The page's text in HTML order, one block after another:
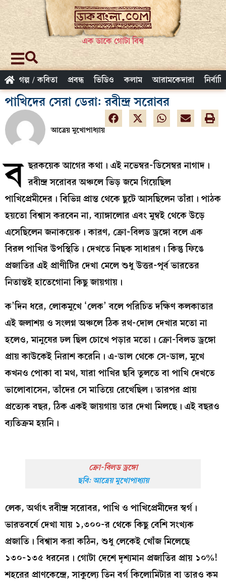
এক ডাকে গোটা বিশ্ব
গল্প / কবিতা প্রবন্ধ ভিডিও কলাম আরামকেদারা
পাখিদের সেরা ডেরা: রবীন্দ্র সরোবর
আত্রেয় মুখোপাধ্যায়
ব ছরকয়েক আগের কথা। এই নভেম্বর-ডিসেম্বর নাগাদ।
রবীন্দ্র সরোবর অঞ্চলে ভিড় জমে গিয়েছিল
পাখিপ্রেমীদের। বিভিন্ন প্রান্ত থেকে ছুটে আসছিলেন তাঁরা। পাঠক
হয়তো বিশ্বাস করবেন না, ব্যাঙ্গালোর এবং মুম্বই থেকে উড়ে
এসেছিলেন জনাকয়েক। কারণ, ক্রো-বিলড ড্রঙ্গো বলে এক
বিরল পাখির উপস্থিতি। দেখতে নিছক সাধারণ। কিন্তু ফিঙে
প্রজাতির এই প্রাণীটির দেখা মেলে শুধু উত্তর-পূর্ব ভারতের
নিতান্তই হাতেগোনা কিছু জায়গায়।
ক’দিন ধরে, লোকমুখে ‘লেক’ বলে পরিচিত দক্ষিণ কলকাতার
এই জলাশয় ও সংলগ্ন অঞ্চলে ঠিক রথ-দোল দেখার মতো না
হলেও, মানুষের ঢল ছিল চোখে পড়ার মতো। ক্রো-বিলড ড্রঙ্গো
প্রায় কাউকেই নিরাশ করেনি। এ-ডাল থেকে সে-ডাল, মুখে
কখনও পোকা বা মথ, যারা পাখির ছবি তুলতে বা পাখি দেখতে
ভালোবাসেন, তাঁদের সে মাতিয়ে রেখেছিল। তারপর প্রায়
প্রত্যেক বছর, ঠিক একই জায়গায় তার দেখা মিলছে। এই বছরও
ব্যতিক্রম হয়নি।
ক্রো-বিলড ড্রঙ্গো
ছবি: আত্রেয় মুখোপাধ্যায়
লেক, অর্থাৎ রবীন্দ্র সরোবর, পাখি ও পাখিপ্রেমীদের স্বর্গ।
ভারতবর্ষে দেখা যায় ১,৩০০-র থেকে কিছু বেশি সংখ্যক
প্রজাতি। বিশ্বাস করা কঠিন, শুধু লেকেই খোঁজ মিলেছে
১৩০-১৩৫ ধরনের। গোটা দেশে দৃশ্যমান প্রজাতির প্রায় ১০%!
শহরের প্রাণকেন্দ্রে, সাকুল্যে তিন বর্গ কিলোমিটার বা তারও কম